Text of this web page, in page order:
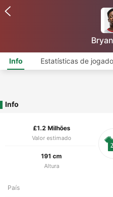
Info Estatísticas de
Info
£1.2 Milhões
Valor estimado
191 cm
Altura
País